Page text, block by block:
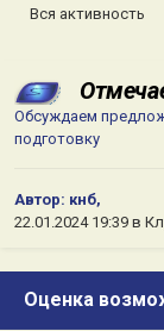
Вся активность
Обсуждаем
подготовку
Автор: кнб,
22.01.2024 19:39 в
Оценка